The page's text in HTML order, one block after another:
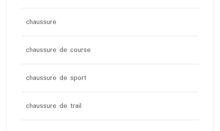
chaussure
chaussure de course
chaussure de sport
chaussure de trail